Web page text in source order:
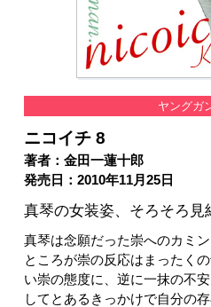
ヤングガ
ニコイチ 8
著者：金田一蓮十郎
発売日：2010年11月25日
真琴の女装姿、そろそろ見
真琴は念願だった崇へのカミ
ところが崇の反応はまったく
い崇の態度に、逆に一抹の不
してとあるきっかけで自分の